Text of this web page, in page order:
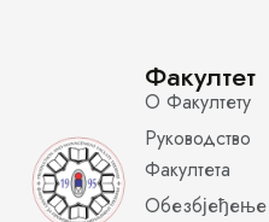
Факултет
О Факултету
Руководство
Факултета
Обезбјеђење